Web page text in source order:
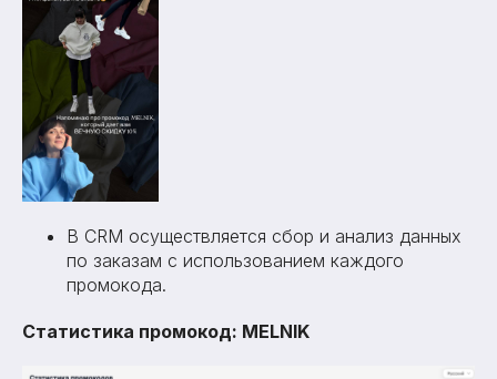
В CRM осуществляется сбор и анализ данных
по заказам с использованием каждого
промокода.
Статистика промокод: MELNIK